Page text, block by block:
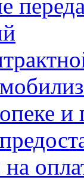
и
на